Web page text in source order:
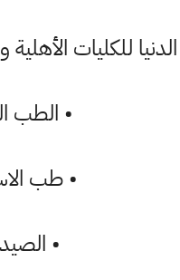
للكليات
• الطب
•طب
•